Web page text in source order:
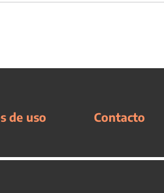
de uso Contacto